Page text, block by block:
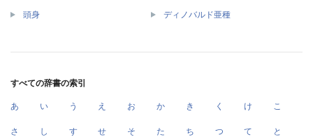
頭身 ディノバルド亜種
すべての辞書の索引
あ い う え お か き く け こ
さ し す せ そ た ち つ て と